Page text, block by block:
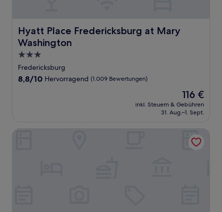
Hyatt Place Fredericksburg at Mary
Washington
Hyatt Place Fredericksburg at Mary Washington
3.0-
Sterne-
Unterkunft
Fredericksburg
8.8
8,8/10 Hervorragend (1.009 Bewertungen)
Der
Preis
beträgt
116 €
inkl. Steuern & Gebühren
31. Aug.–1. Sept.